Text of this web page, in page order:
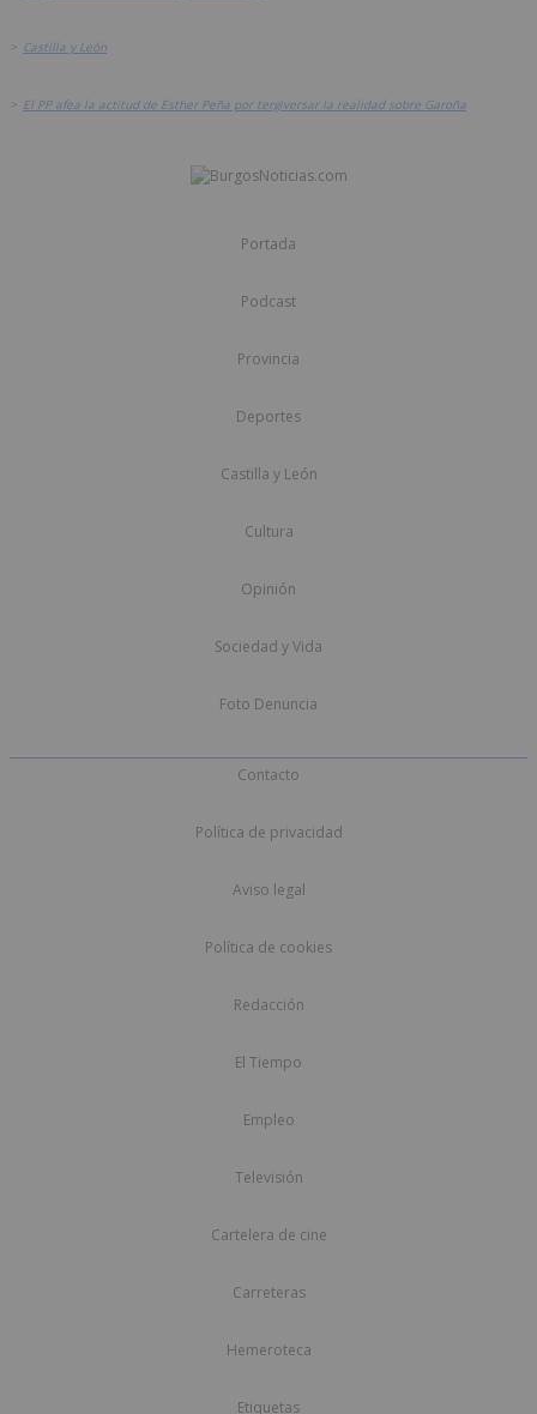
> Castilla y León
> El PP afea la actitud de Esther Peña por tergiversar la realidad sobre Garoña
Portada
Podcast
Provincia
Deportes
Castilla y León
Cultura
Opinión
Sociedad y Vida
Foto Denuncia
Contacto
Política de privacidad
Aviso legal
Política de cookies
Redacción
El Tiempo
Empleo
Televisión
Cartelera de cine
Carreteras
Hemeroteca
Etiquetas